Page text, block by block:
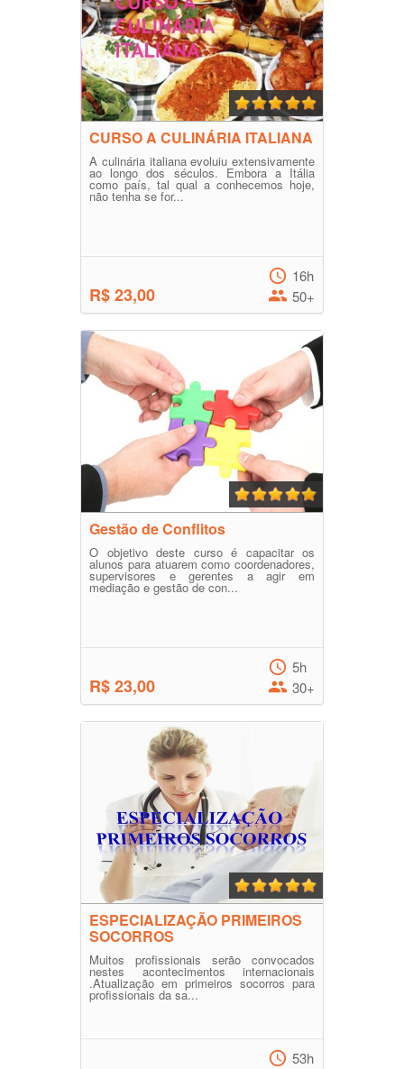
CURSO A CULINÁRIA ITALIANA
A culinária italiana evoluiu extensivamente
ao longo dos séculos. Embora a Itália
como país, tal qual a conhecemos hoje,
não tenha se for...
R$ 23,00
16h
50+
Gestão de Conflitos
O objetivo deste curso é capacitar os
alunos para atuarem como coordenadores,
supervisores e gerentes a agir em
mediação e gestão de con...
R$ 23,00
5h
30+
ESPECIALIZAÇÃO PRIMEIROS
SOCORROS
Muitos profissionais serão convocados
nestes acontecimentos internacionais
.Atualização em primeiros socorros para
profissionais da sa...
53h